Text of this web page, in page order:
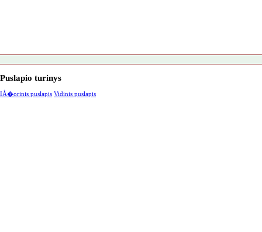
Puslapio turinys
IÅ�orinis puslapis Vidinis puslapis